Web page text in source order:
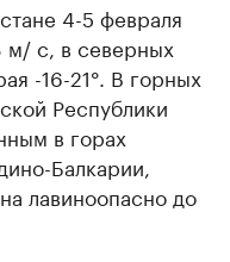
4-5 февраля
м/ с, в северных
-16-21°. В горных
Республики
в горах
Балкарии,
лавиноопасно до